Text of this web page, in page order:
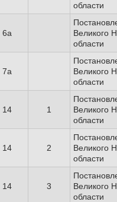
области
6а
Великого
области
7а
Великого
области
14 1
Великого
области
14 2
Великого
области
14 3
Великого
области